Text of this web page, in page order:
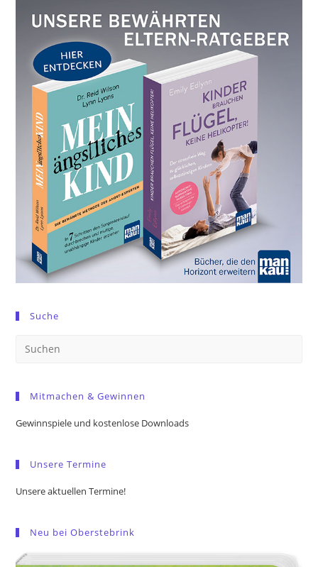
Suche
Mitmachen & Gewinnen
Gewinnspiele und kostenlose Downloads
Unsere Termine
Unsere aktuellen Termine!
Neu bei Oberstebrink